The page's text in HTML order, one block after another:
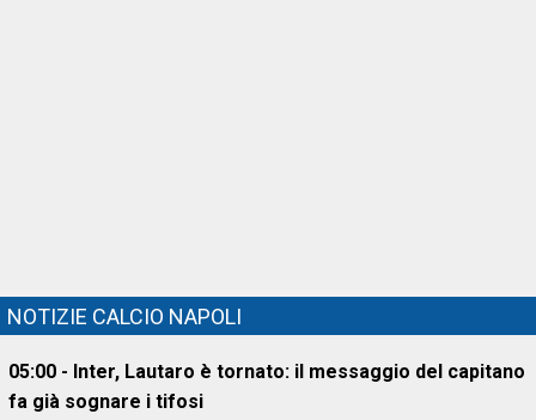
NOTIZIE CALCIO NAPOLI
05:00 - Inter, Lautaro è tornato: il messaggio del capitano
fa già sognare i tifosi